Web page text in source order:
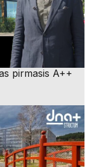
pirmasis A++